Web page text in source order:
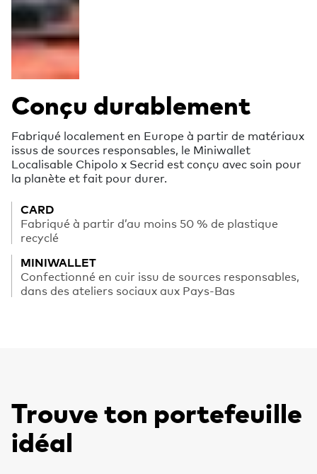
Conçu durablement
Fabriqué localement en Europe à partir de matériaux
issus de sources responsables, le Miniwallet
Localisable Chipolo x Secrid est conçu avec soin pour
la planète et fait pour durer.
CARD
Fabriqué à partir d’au moins 50 % de plastique
recyclé
MINIWALLET
Confectionné en cuir issu de sources responsables,
dans des ateliers sociaux aux Pays-Bas
Trouve ton portefeuille
idéal